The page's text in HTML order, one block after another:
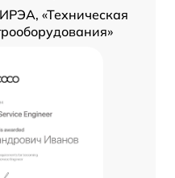
«Техническая